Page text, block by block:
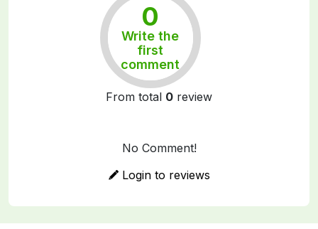
Rất tốt
0
Write the
first
comment
From total 0 review
No Comment!
Login to reviews